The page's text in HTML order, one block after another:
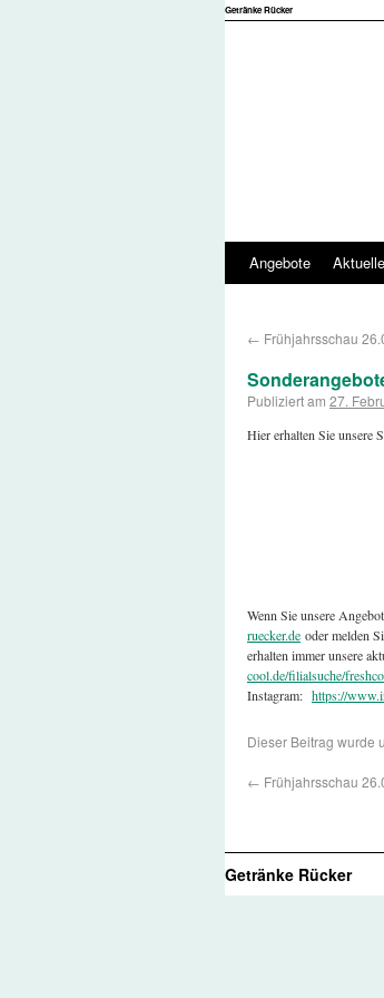
Getränke Rücker
Angebote
← Frühjahrsschau
Publiziert am 27.
Hier erhalten Sie unsere
Wenn Sie unsere
ruecker.de oder melden
erhalten immer unsere
cool.de/filialsuche/
Instagram: https://
Dieser Beitrag wurde
← Frühjahrsschau
Getränke Rücker